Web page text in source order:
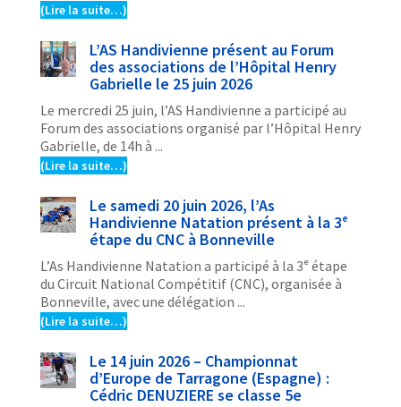
(Lire la suite…)
L’AS Handivienne présent au Forum
des associations de l’Hôpital Henry
Gabrielle le 25 juin 2026
Le mercredi 25 juin, l’AS Handivienne a participé au
Forum des associations organisé par l’Hôpital Henry
Gabrielle, de 14h à ...
(Lire la suite…)
Le samedi 20 juin 2026, l’As
Handivienne Natation présent à la 3ᵉ
étape du CNC à Bonneville
L’As Handivienne Natation a participé à la 3ᵉ étape
du Circuit National Compétitif (CNC), organisée à
Bonneville, avec une délégation ...
(Lire la suite…)
Le 14 juin 2026 – Championnat
d’Europe de Tarragone (Espagne) :
Cédric DENUZIERE se classe 5e